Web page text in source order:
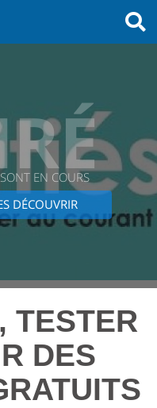
EN COURS
DÉCOUVRIR
TESTER
DES